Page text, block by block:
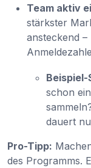
Team aktiv
stärkster
ansteckend
Beispiel-
schon
dauert
Pro-Tipp:
des Programms.